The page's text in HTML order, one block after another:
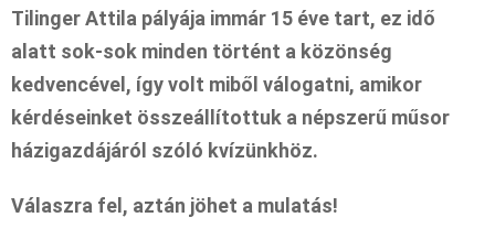
Tilinger Attila pályája immár 15 éve tart, ez idő
alatt sok-sok minden történt a közönség
kedvencével, így volt miből válogatni, amikor
kérdéseinket összeállítottuk a népszerű műsor
házigazdájáról szóló kvízünkhöz.
Válaszra fel, aztán jöhet a mulatás!